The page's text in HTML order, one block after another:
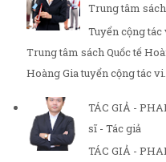
Trung tâm
Tuyển cộng
Trung tâm sách Quốc tế
Hoàng Gia tuyển cộng tác
TÁC GIẢ -
sĩ - Tác giả
TÁC GIẢ -